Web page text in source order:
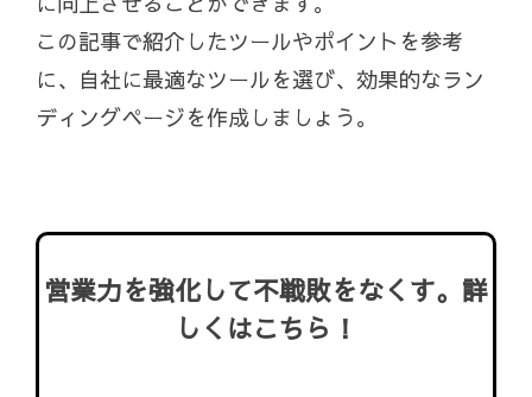
この記事で紹介したツールやポイントを参考
に、自社に最適なツールを選び、効果的なラン
ディングページを作成しましょう。
営業力を強化して不戦敗をなくす。詳
しくはこちら！